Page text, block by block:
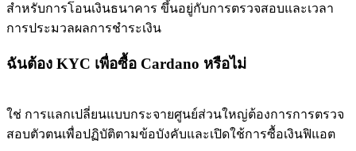
สำหรับการโอนเงินธนาคาร ขึ้นอยู่กับการตรวจสอบและเวลา
การประมวลผลการชำระเงิน
ฉันต้อง KYC เพื่อซื้อ Cardano หรือไม่
ใช่ การแลกเปลี่ยนแบบกระจายศูนย์ส่วนใหญ่ต้องการการตรวจ
สอบตัวตนเพื่อปฏิบัติตามข้อบังคับและเปิดใช้การซื้อเงินฟิแอต